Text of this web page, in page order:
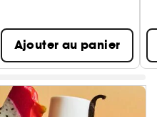
Ajouter au panier